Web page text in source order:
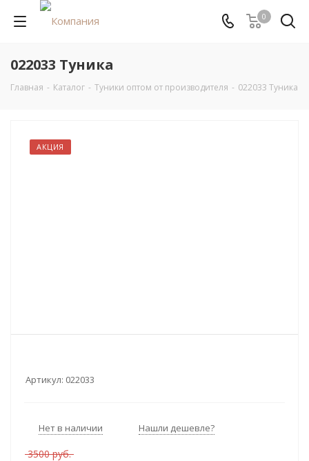
0
022033 Туника
Главная - Каталог - Туники оптом от производителя - 022033 Туника
АКЦИЯ
Артикул: 022033
Нет в наличии Нашли дешевле?
3500 руб.